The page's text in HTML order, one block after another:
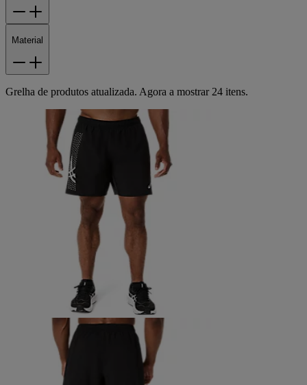
Material
Grelha de produtos atualizada. Agora a mostrar 24 itens.